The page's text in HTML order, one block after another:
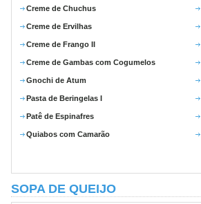
Creme de Chuchus
Creme de Ervilhas
Creme de Frango II
Creme de Gambas com Cogumelos
Gnochi de Atum
Pasta de Beringelas I
Patê de Espinafres
Quiabos com Camarão
SOPA DE QUEIJO